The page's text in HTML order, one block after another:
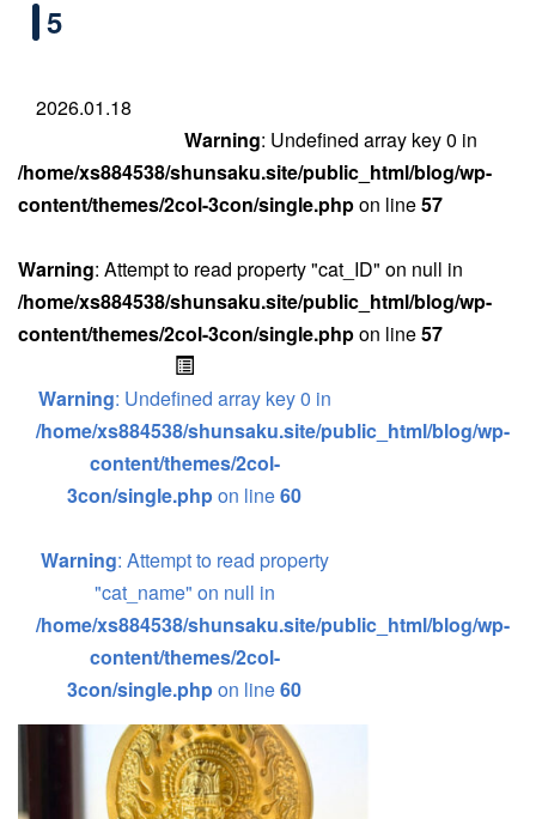
5
2026.01.18
Warning: Undefined array key 0 in
/home/xs884538/shunsaku.site/public_html/blog/wp-
content/themes/2col-3con/single.phpon line57
Warning: Attempt to read property "cat_ID" on null in
/home/xs884538/shunsaku.site/public_html/blog/wp-
content/themes/2col-3con/single.phpon line57
Warning: Undefined array key 0 in
/home/xs884538/shunsaku.site/public_html/blog/wp-
content/themes/2col-
3con/single.phpon line60
Warning: Attempt to read property
"cat_name" on null in
/home/xs884538/shunsaku.site/public_html/blog/wp-
content/themes/2col-
3con/single.phpon line60